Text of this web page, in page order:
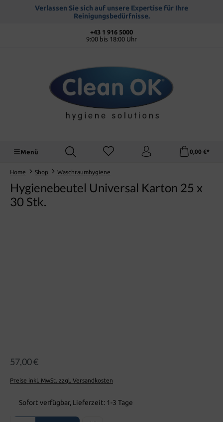
springenVerlassen Sie sich auf unsere Expertise für Ihre
Reinigungsbedürfnisse.
+43 1 916 5000
9:00 bis 18:00 Uhr
Menü 0,00 €*
Home Shop Waschraumhygiene
Hygienebeutel Universal Karton 25 x
30 Stk.
57,00 €
Preise inkl. MwSt. zzgl. Versandkosten
Sofort verfügbar, Lieferzeit: 1-3 Tage
Produkt Anzahl: Gib den gewünschten Wert ein oder benutze die